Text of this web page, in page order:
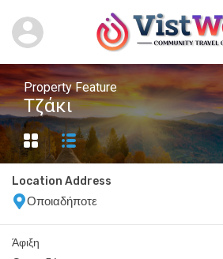
Property Feature
Τζάκι
Location Address
Άφιξη